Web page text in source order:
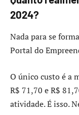
2024?
Nada para se
Portal do
O único custo é a
R$ 71,70 e R$
atividade. É isso.